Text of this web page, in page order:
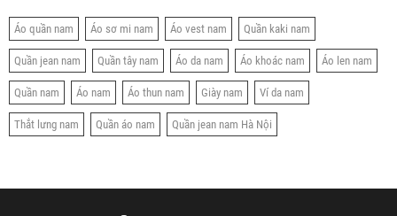
Áo quần nam Áo sơ mi nam Áo vest nam Quần kaki nam
Quần jean nam Quần tây nam Áo da nam Áo khoác nam Áo len nam
Quần nam Áo nam Áo thun nam Giày nam Ví da nam
Thắt lưng nam Quần áo nam Quần jean nam Hà Nội